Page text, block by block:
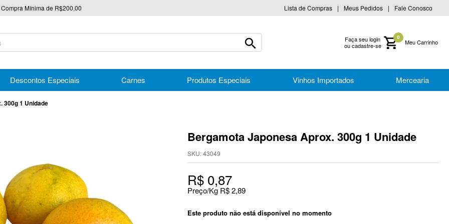
Compra Mínima de R$200,00 Lista de Compras Meus Pedidos Fale Conosco
Faça seu login
ou cadastre-se
0
Descontos Especiais Carnes Produtos Especiais Vinhos Importados Mercearia
300g 1 Unidade
Bergamota Japonesa Aprox. 300g 1 Unidade
SKU:43049
R$ 0,87
Preço/Kg R$ 2,89
Este produto não está disponível no momento